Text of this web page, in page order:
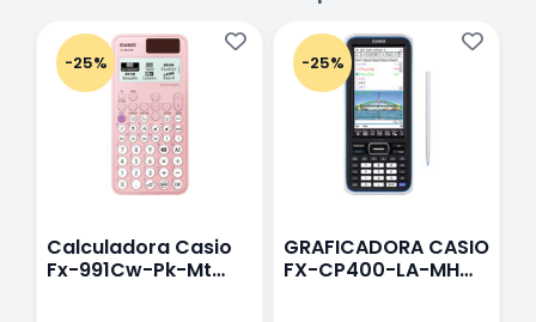
-25%
Calculadora Casio
Fx-991Cw-Pk-Mt
-25%
GRAFICADORA CASIO
FX-CP400-LA-MH